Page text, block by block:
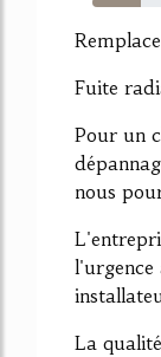
58%
Fuite
Pour un
nous
l'urgence
La